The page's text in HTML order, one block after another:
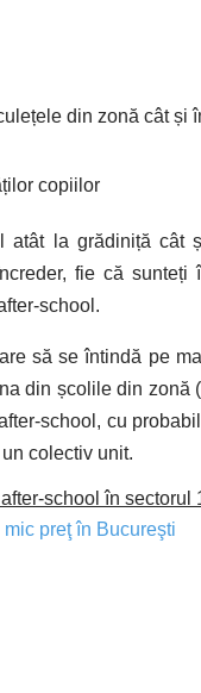
din zonă cât și
copiilor
la grădiniță cât
fie că sunteți
school.
să se întindă pe
din școlile din zonă
school, cu
colectiv unit.
school în sectorul
preţ în Bucureşti